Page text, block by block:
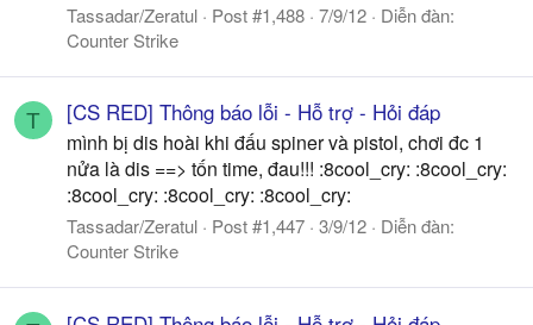
Tassadar/Zeratul Post #1,488 7/9/12
Diễn đàn:
Counter Strike
T [CS RED] Thông báo lỗi - Hỗ trợ - Hỏi đáp
mình bị dis hoài khi đấu spiner và pistol, chơi đc 1
nửa là dis ==> tốn time, đau!!! :8cool_cry: :8cool_cry:
:8cool_cry: :8cool_cry: :8cool_cry:
Tassadar/Zeratul Post #1,447 3/9/12
Diễn đàn:
Counter Strike